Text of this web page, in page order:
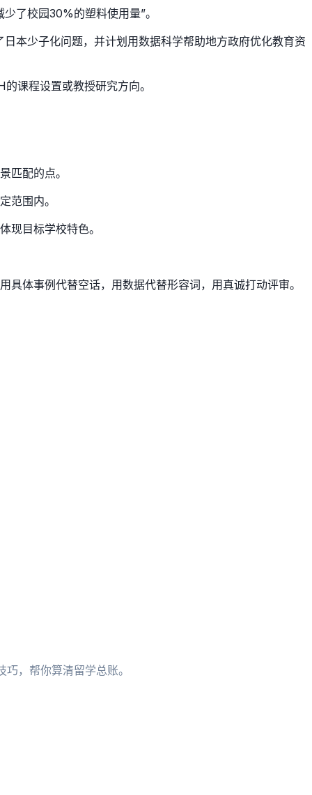
了校园30%的塑料使用量”。
本少子化问题，并计划用数据科学帮助地方政府优化教育资
课程设置或教授研究方向。
匹配的点。
范围内。
现目标学校特色。
体事例代替空话，用数据代替形容词，用真诚打动评审。
，帮你算清留学总账。